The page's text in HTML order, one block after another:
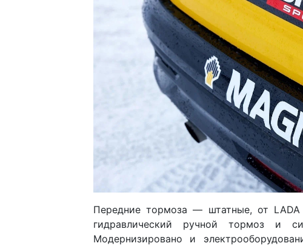
Передние тормоза — штатные, от
гидравлический ручной тормоз и
Модернизировано и